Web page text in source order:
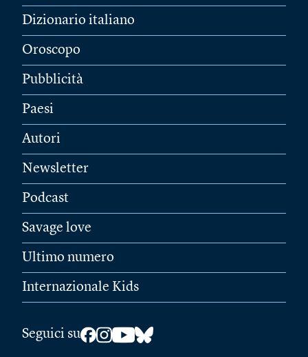
Dizionario italiano
Oroscopo
Pubblicità
Paesi
Autori
Newsletter
Podcast
Savage love
Ultimo numero
Internazionale Kids
Seguici su